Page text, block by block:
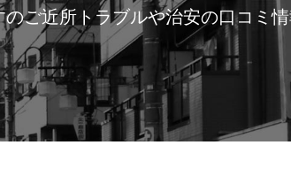
ご近所トラブルや治安の口コミ